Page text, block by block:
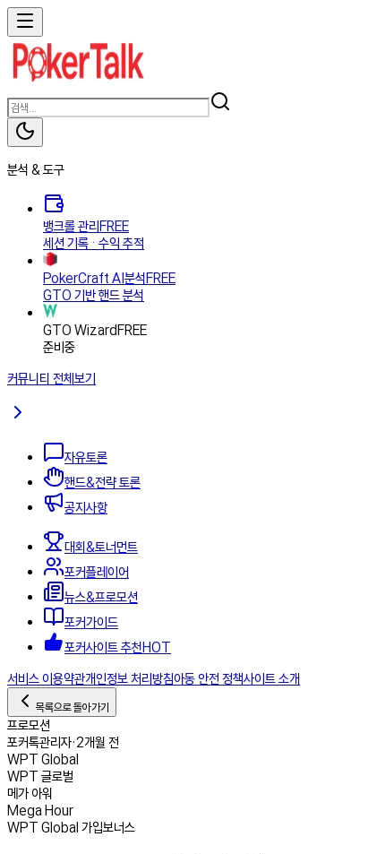
분석 & 도구
뱅크롤 관리FREE
세션 기록 · 수익 추적
PokerCraft AI분석FREE
GTO 기반 핸드 분석
GTO WizardFREE
준비중
커뮤니티 전체보기
자유토론
핸드&전략 토론
공지사항
대회&토너먼트
포커플레이어
뉴스&프로모션
포커가이드
포커사이트 추천HOT
서비스 이용약관개인정보 처리방침아동 안전 정책사이트 소개
목록으로 돌아가기
프로모션
포커톡관리자•2개월 전
WPT Global
WPT 글로벌
메가 아워
Mega Hour
WPT Global 가입보너스